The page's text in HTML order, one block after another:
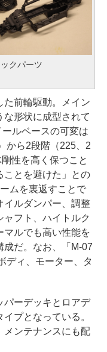
クパーツ
前輪駆動。メイン
な形状に成型されて
ルベースの可変は
から2段階（225、2
性を高く保つこと
ことを避けた」との
ムを裏返すことで
イルダンパー、調整
フト、ハイトルク
マルでも高い性能を
だ。なお、「M-07
ディ、モーター、タ
ーデッキとロアデ
プとなっている。
メンテナンスにも配